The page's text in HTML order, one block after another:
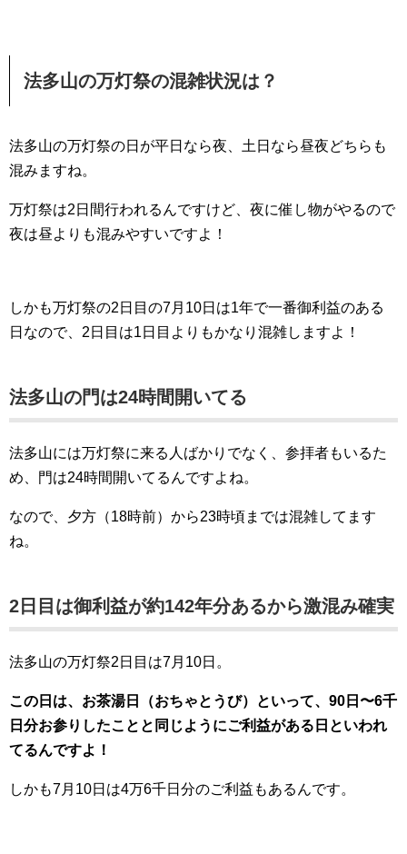
法多山の万灯祭の混雑状況は？
法多山の万灯祭の日が平日なら夜、土日なら昼夜どちらも
混みますね。
万灯祭は2日間行われるんですけど、夜に催し物がやるので
夜は昼よりも混みやすいですよ！
しかも万灯祭の2日目の7月10日は1年で一番御利益のある
日なので、2日目は1日目よりもかなり混雑しますよ！
法多山の門は24時間開いてる
法多山には万灯祭に来る人ばかりでなく、参拝者もいるた
め、門は24時間開いてるんですよね。
なので、夕方（18時前）から23時頃までは混雑してます
ね。
2日目は御利益が約142年分あるから激混み確実
法多山の万灯祭2日目は7月10日。
この日は、お茶湯日（おちゃとうび）といって、90日〜6千
日分お参りしたことと同じようにご利益がある日といわれ
てるんですよ！
しかも7月10日は4万6千日分のご利益もあるんです。